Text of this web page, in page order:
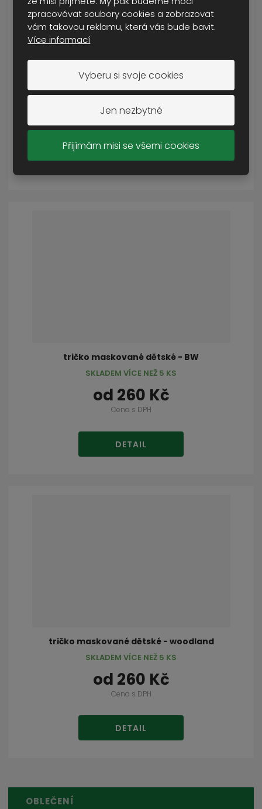
zpracovávat soubory cookies a zobrazovat
vám takovou reklamu, která vás bude bavit.
Více informací
Vyberu si svoje cookies
Jen nezbytné
Přijímám misi se všemi cookies
bunda dětská US BDU BW
od690 Kč
Cena s DPH
DETAIL
SKLADEM VÍCE NEŽ 5 KS
tričko maskované dětské - BW
od 260 Kč
Cena s DPH
DETAIL
SKLADEM VÍCE NEŽ 5 KS
tričko maskované dětské - woodland
od 260 Kč
Cena s DPH
DETAIL
SKLADEM VÍCE NEŽ 5 KS
OBLEČENÍ